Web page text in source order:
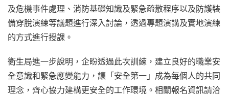
及危機事件處理、消防基礎知識及緊急疏散程序以及防護裝
備穿脫演練等議題進行深入討論，透過專題演講及實地演練
的方式進行授課。
衛生局進一步說明，企盼透過此次訓練，建立良好的職業安
全意識和緊急應變能力，讓「安全第一」成為每個人的共同
理念，齊心協力建構更安全的工作環境。相關報名資訊請洽